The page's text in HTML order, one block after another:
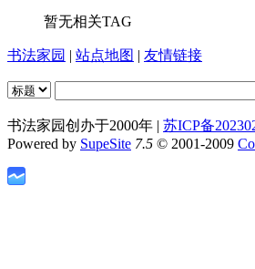
暂无相关TAG
书法家园 | 站点地图 | 友情链接
书法家园创办于2000年 | 苏ICP备
Powered by SupeSite 7.5 © 2001-2009